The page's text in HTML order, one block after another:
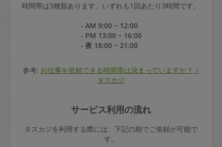
時間帯は3種類あります。いずれも1回あたり3時間です。
- AM 9:00 ~ 12:00
- PM 13:00 ~ 16:00
- 夜 18:00 ~ 21:00
参考: お仕事を依頼できる時間帯は決まっていますか？ |
タスカジ
サービス利用の流れ
タスカジを利用する際には、下記の順でご依頼が可能で
す。